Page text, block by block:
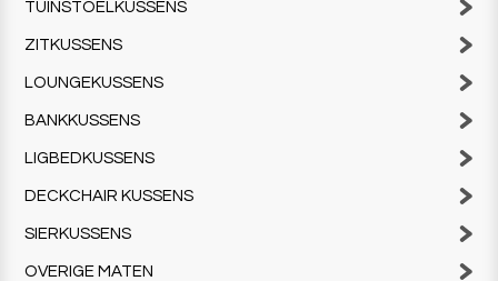
TUINSTOELKUSSENS
ZITKUSSENS
LOUNGEKUSSENS
BANKKUSSENS
LIGBEDKUSSENS
DECKCHAIR KUSSENS
SIERKUSSENS
OVERIGE MATEN